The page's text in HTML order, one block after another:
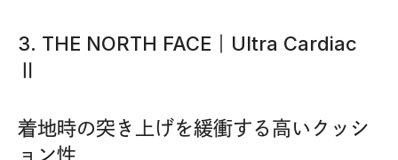
3. THE NORTH FACE｜Ultra Cardiac
Ⅱ
着地時の突き上げを緩衝する高いクッシ
ョン性